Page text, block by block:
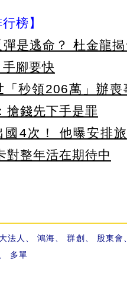
榜】
彈是逃命？ 杜金龍
手腳要快
「秒領206萬」辦喪
搶錢先下手是罪
國4次！ 他曝安排
對整年活在期待中
法人 、鴻海 、群創 股東會
多單